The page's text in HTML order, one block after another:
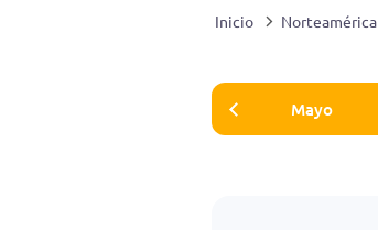
Inicio Norteamérica
Mayo